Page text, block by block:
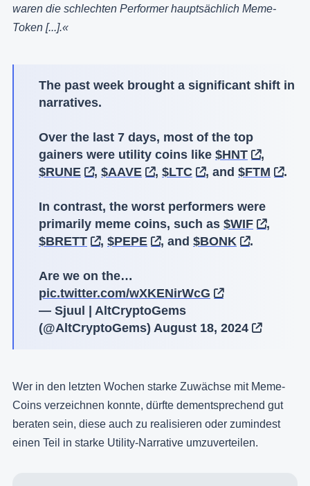
waren die schlechten Performer hauptsächlich Meme-
Token [...].«
The past week brought a significant shift in
narratives.
Over the last 7 days, most of the top
gainers were utility coins like $HNT
,
$RUNE
, $AAVE , $LTC , and $FTM .
In contrast, the worst performers were
primarily meme coins, such as $WIF
,
$BRETT
, $PEPE , and $BONK .
Are we on the…
pic.twitter.com/wXKENirWcG
— Sjuul | AltCryptoGems
(@AltCryptoGems) August 18, 2024
Wer in den letzten Wochen starke Zuwächse mit Meme-
Coins verzeichnen konnte, dürfte dementsprechend gut
beraten sein, diese auch zu realisieren oder zumindest
einen Teil in starke Utility-Narrative umzuverteilen.